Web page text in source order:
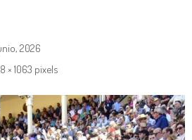
2026
× 1063 pixels